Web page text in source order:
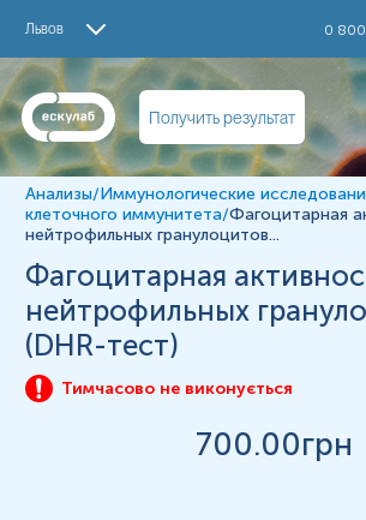
Львов 0
Получить результат
Индекс стимуляции
Гранулоциты с активностью
Материал
цільна кров
*Единицы измерения, референтные
изменением тест-систем.
Анализы/Иммунологические
клеточного иммунитета/Фагоцитарная
нейтрофильных гранулоцитов...
Фагоцитарная
нейтрофильных
(DHR-тест)
Тимчасово не виконується
700.00грн